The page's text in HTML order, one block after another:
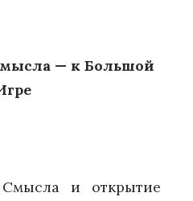
— к Большой
и открытие